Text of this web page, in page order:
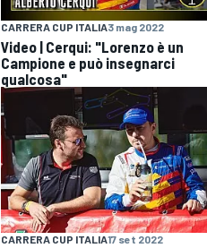
CARRERA CUP ITALIA3 mag 2022
Video | Cerqui: "Lorenzo è un
Campione e può insegnarci
qualcosa"
CARRERA CUP ITALIA17 set 2022